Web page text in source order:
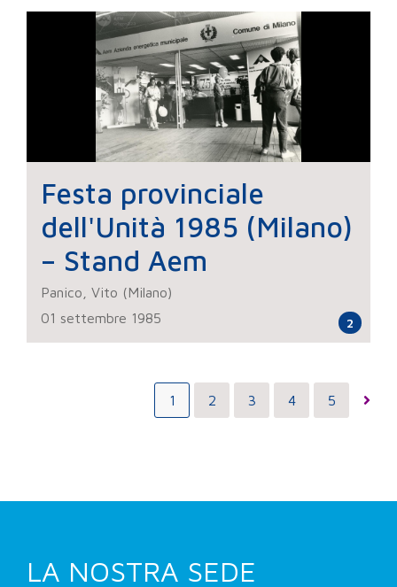
Festa provinciale
dell'Unità 1985 (Milano)
– Stand Aem
Panico, Vito (Milano)
01 settembre 1985
2
1 2 3 4 5
LA NOSTRA SEDE